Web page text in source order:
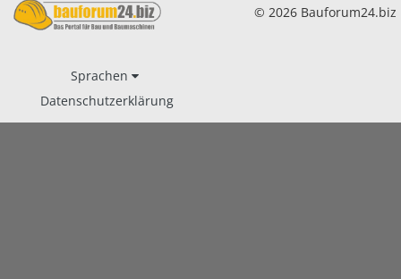
© 2026 Bauforum24.biz
Sprachen
Datenschutzerklärung